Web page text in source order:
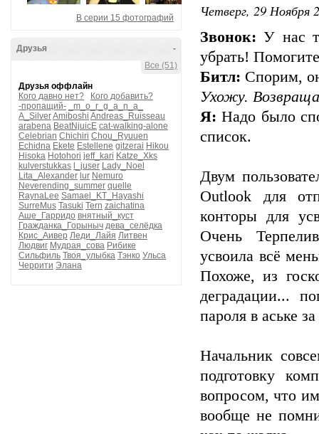
В серии 15 фотографий
-
Друзья
Все (51)
Друзья оффлайн
Кого давно нет?
Кого добавить?
-пропащий-
_m_o_r_g_a_n_a_
A_SilverAmiboshi Andreas_Ruisseau
arabena BeatNjuicE cat-walking-alone
Celebrian Chichiri Chou_Ryuuen
Echidna Ekete Estellene gitzerai Hikou
Hisoka Hotohori jeff_kari Katze_Xks
kulverstukkas
l_juser Lady_Noel
Lita_Alexander lur Nemuro
Neverending_summer quelle
RaynaLee Samael_KT_Hayashi
SurreMus Tasuki Tern zaichatina
Аше_Гарридо внятный_куст
Гражданка_Горыныч дева_селёдка
Крис_Аивер Леди_Лайя Литвен
Людвиг Мудрая_сова Рибике
Сильфиль Твоя_улыбка Тэнко Ульса
Черрити Элана
Четверг, 29 Ноября
Звонок: У нас
убрать!
Битл: Спорим,
Ухожу.
Я: Надо было
список.
Двум
Outlook для
конторы для
Очень
усвоила всё
Похоже, из
деградации...
пароля в аське
Начальник
подготовку
вопросом, что
вообще не